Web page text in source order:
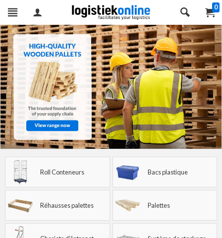
0
Roll Conteneurs Bacs plastique
Réhausses palettes Palettes